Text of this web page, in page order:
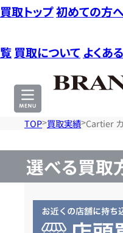
買取トップ初めての方
覧 買取について よくあ
TOP 買取実績 Cartier カ
選べる買取